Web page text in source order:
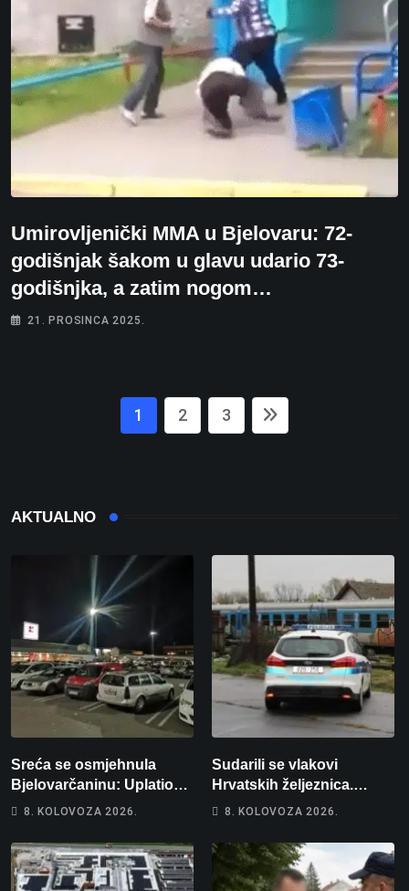
Umirovljenički MMA u Bjelovaru: 72-
godišnjak šakom u glavu udario 73-
godišnjka, a zatim nogom…
21. PROSINCA 2025.
1 2 3
AKTUALNO
Sreća se osmjehnula
Bjelovarčaninu: Uplatio
samo 4 eura, a osvojio
8. KOLOVOZA 2026.
Sudarili se vlakovi
Hrvatskih željeznica.
Šestero osoba teško
intenzivnoj
8. KOLOVOZA 2026.